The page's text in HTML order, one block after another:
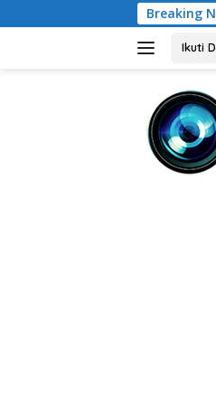
ke
Breaking
Audiensi dengan Peternak
Ikuti